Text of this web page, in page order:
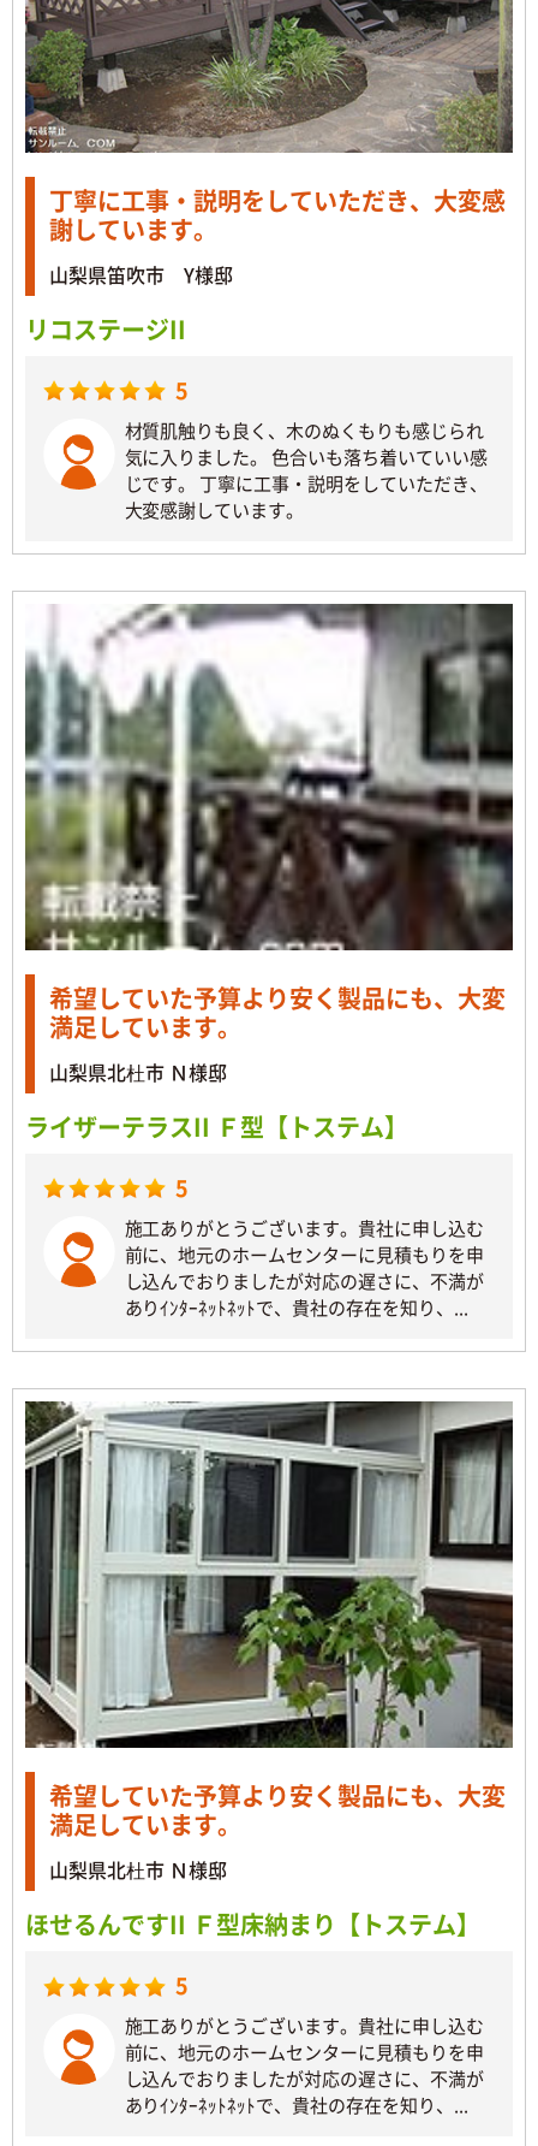
丁寧に工事・説明をしていただき、大変感
謝しています。
山梨県笛吹市 Y様邸
リコステージII
5
材質肌触りも良く、木のぬくもりも感じられ
気に入りました。 色合いも落ち着いていい感
じです。 丁寧に工事・説明をしていただき、
大変感謝しています。
希望していた予算より安く製品にも、大変
満足しています。
山梨県北杜市 Ｎ様邸
ライザーテラスII Ｆ型【トステム】
5
施工ありがとうございます。貴社に申し込む
前に、地元のホームセンターに見積もりを申
し込んでおりましたが対応の遅さに、不満が
ありｲﾝﾀｰﾈｯﾄﾈｯﾄで、貴社の存在を知り、...
希望していた予算より安く製品にも、大変
満足しています。
山梨県北杜市 Ｎ様邸
ほせるんですII Ｆ型床納まり【トステム】
5
施工ありがとうございます。貴社に申し込む
前に、地元のホームセンターに見積もりを申
し込んでおりましたが対応の遅さに、不満が
ありｲﾝﾀｰﾈｯﾄﾈｯﾄで、貴社の存在を知り、...